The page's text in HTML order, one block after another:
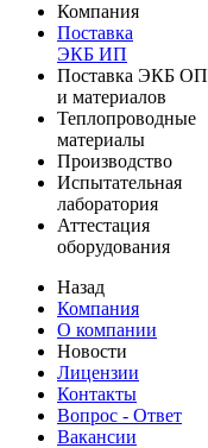
Компания
Поставка
ЭКБ ИП
Поставка ЭКБ ОП
и материалов
Теплопроводные
материалы
Производство
Испытательная
лаборатория
Аттестация
оборудования
Назад
Компания
О компании
Новости
Лицензии
Контакты
Вопрос - Ответ
Вакансии